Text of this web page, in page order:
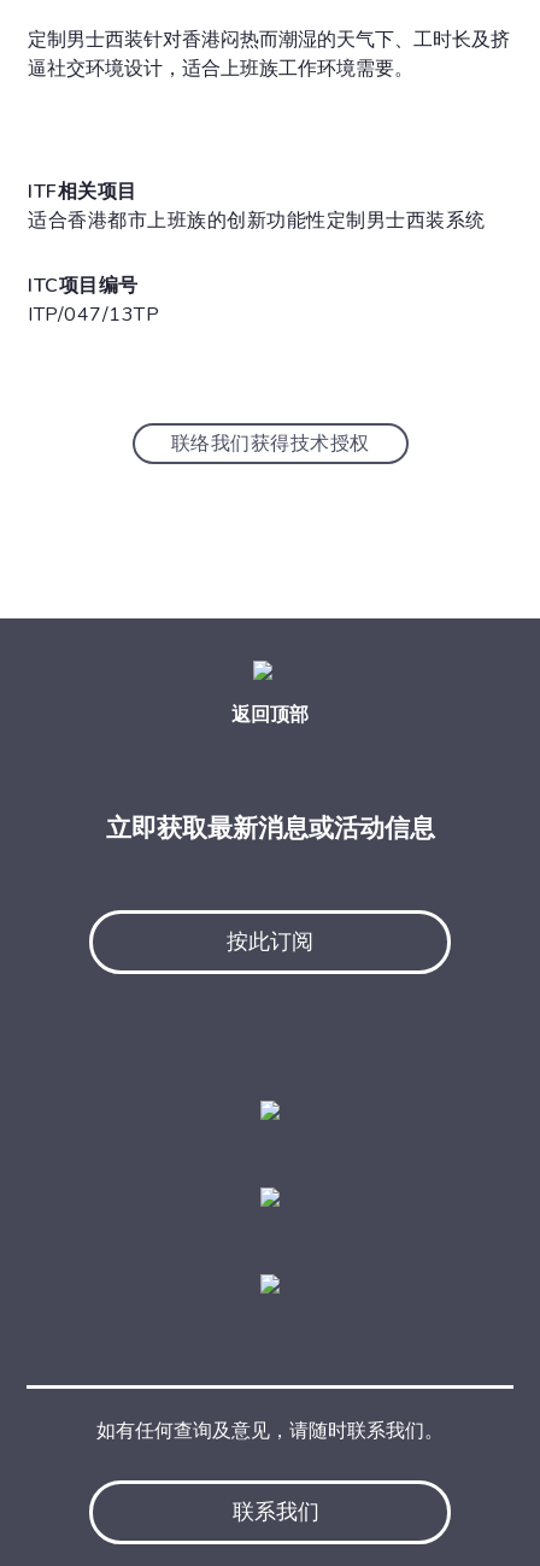
定制男士西装针对香港闷热而潮湿的天气下、工时长及挤
逼社交环境设计，适合上班族工作环境需要。
ITF相关项目
适合香港都市上班族的创新功能性定制男士西装系统
ITC项目编号
ITP/047/13TP
联络我们获得技术授权
返回顶部
立即获取最新消息或活动信息
按此订阅
联系我们
如有任何查询及意见，请随时联系我们。